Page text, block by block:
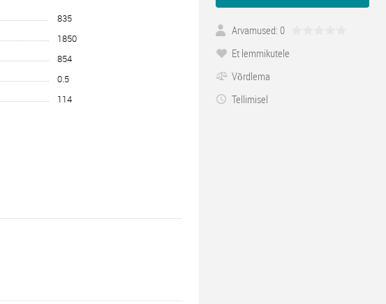
835
1850
854
0.5
114
Arvamused: 0
Et lemmikutele
Võrdlema
Tellimisel